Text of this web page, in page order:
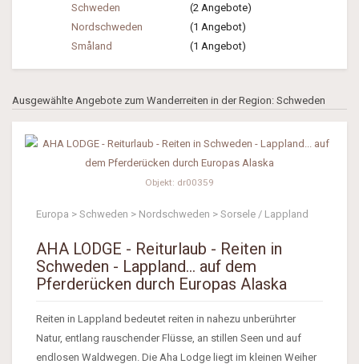
Schweden
(2 Angebote)
Nordschweden
(1 Angebot)
Småland
(1 Angebot)
Ausgewählte Angebote zum Wanderreiten in der Region: Schweden
Objekt: dr00359
Europa > Schweden > Nordschweden > Sorsele / Lappland
AHA LODGE - Reiturlaub - Reiten in
Schweden - Lappland... auf dem
Pferderücken durch Europas Alaska
Reiten in Lappland bedeutet reiten in nahezu unberührter
Natur, entlang rauschender Flüsse, an stillen Seen und auf
endlosen Waldwegen. Die Aha Lodge liegt im kleinen Weiher